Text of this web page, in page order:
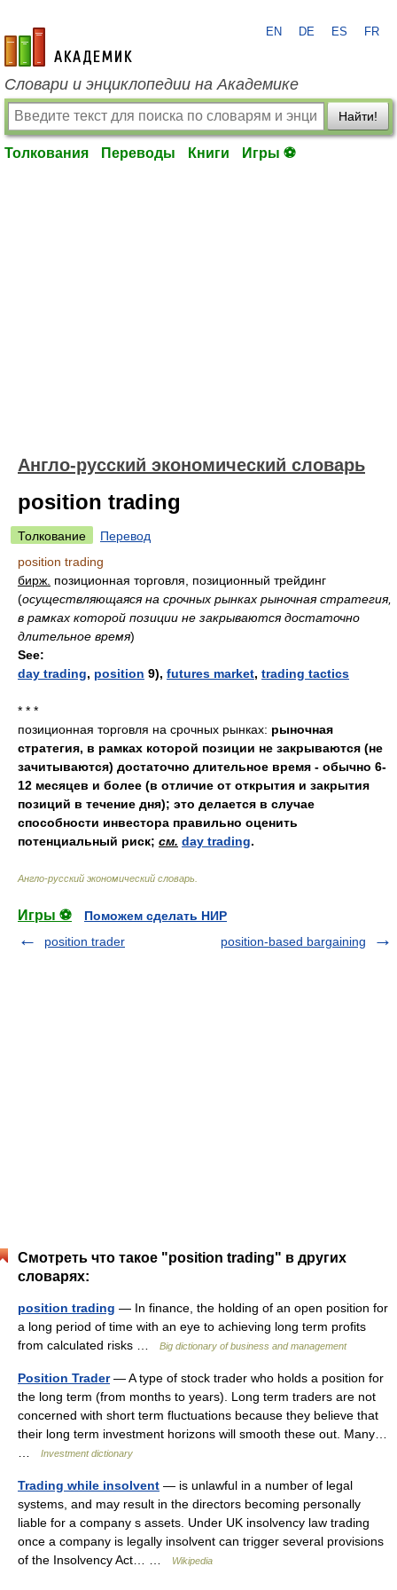
academic.ru
EN DE ES FR
Словари и энциклопедии на Академике
Найти!
Толкования Переводы Книги Игры ⚽
Англо-русский экономический словарь
position trading
Толкование
Перевод
position trading
бирж. позиционная торговля, позиционный трейдинг
(осуществляющаяся на срочных рынках рыночная стратегия,
в рамках которой позиции не закрываются достаточно
длительное время)
See:
day trading, position 9), futures market, trading tactics
* * *
позиционная торговля на срочных рынках: рыночная
стратегия, в рамках которой позиции не закрываются (не
зачитываются) достаточно длительное время - обычно 6-
12 месяцев и более (в отличие от открытия и закрытия
позиций в течение дня); это делается в случае
способности инвестора правильно оценить
потенциальный риск; см. day trading.
Англо-русский экономический словарь
Игры ⚽
Поможем сделать НИР
position trader
position-based bargaining
Смотреть что такое "position trading" в других
словарях:
position trading — In finance, the holding of an open position for
a long period of time with an eye to achieving long term profits
from calculated risks …
Big dictionary of business and management
Position Trader— A type of stock trader who holds a position for
the long term (from months to years). Long term traders are not
concerned with short term fluctuations because they believe that
their long term investment horizons will smooth these out. Many…
Investment dictionary
Trading while insolvent — is unlawful in a number of legal
systems, and may result in the directors becoming personally
liable for a company s assets. Under UK insolvency law trading
once a company is legally insolvent can trigger several provisions
of the Insolvency Act… …
Wikipedia